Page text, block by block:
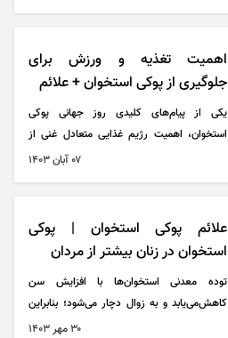
آب و فیبر زیادی دارد؛ به همین دلیل یک گزینه‌ی
عالی برای کاهش وزن و آبرسانی بدن محسوب
می‌شود.
اهمیت تغذیه و ورزش برای
جلوگیری از پوکی استخوان + علائم
یکی از پیام‌های کلیدی روز جهانی پوکی
استخوان، اهمیت رژیم غذایی متعادل غنی از
کلسیم و ویتامین D است که برای تقویت
۰۷ آبان ۱۴۰۳
علائم پوکی استخوان | پوکی
استخوان در زنان بیشتر از مردان
توده معدنی استخوان‌ها با افزایش سن
کاهش‌می‌یابد و به زوال دچار می‌شود؛ بنابراین
پوکی استخوان، یک بیماری است که به دوران
۳۰ مهر ۱۴۰۳